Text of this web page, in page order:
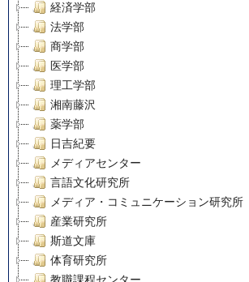
経済学部
法学部
商学部
医学部
理工学部
湘南藤沢
薬学部
日吉紀要
メディアセンター
言語文化研究所
メディア・コミュニケーション研究所
産業研究所
斯道文庫
体育研究所